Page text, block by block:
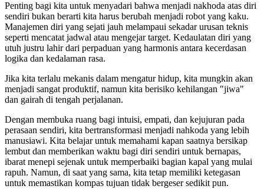
Penting bagi kita untuk menyadari bahwa menjadi nakhoda atas diri
sendiri bukan berarti kita harus berubah menjadi robot yang kaku.
Manajemen diri yang sejati jauh melampaui sekadar urusan teknis
seperti mencatat jadwal atau mengejar target. Kedaulatan diri yang
utuh justru lahir dari perpaduan yang harmonis antara kecerdasan
logika dan kedalaman rasa.
Jika kita terlalu mekanis dalam mengatur hidup, kita mungkin akan
menjadi sangat produktif, namun kita berisiko kehilangan "jiwa"
dan gairah di tengah perjalanan.
Dengan membuka ruang bagi intuisi, empati, dan kejujuran pada
perasaan sendiri, kita bertransformasi menjadi nahkoda yang lebih
manusiawi. Kita belajar untuk memahami kapan saatnya bersikap
lembut dan memberikan waktu bagi diri sendiri untuk bernapas,
ibarat menepi sejenak untuk memperbaiki bagian kapal yang mulai
rapuh. Namun, di saat yang sama, kita tetap memiliki ketegasan
untuk memastikan kompas tujuan tidak bergeser sedikit pun.